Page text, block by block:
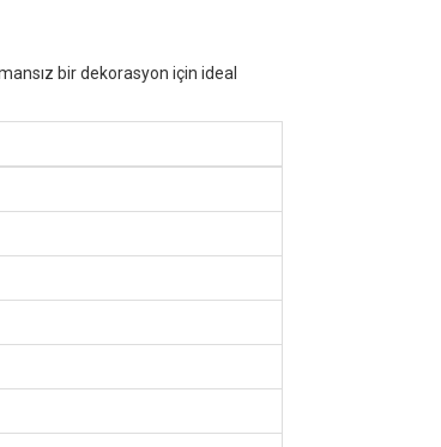
bir dekorasyon için ideal